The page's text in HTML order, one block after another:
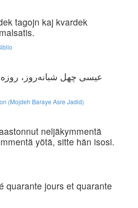
tagojn kaj kvardek
عیسی چهل شبانه‌روز،
(Mojdeh Baraye Asre Jadid)
neljäkymmentä
yötä, sitte hän isosi.
quarante jours et quarante